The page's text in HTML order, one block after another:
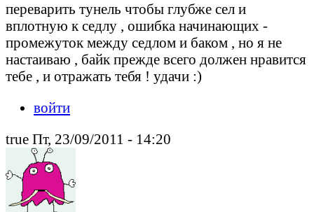
переварить тунель чтобы глубже сел и
вплотную к седлу , ошибка начинающих -
промежуток между седлом и баком , но я не
настаиваю , байк прежде всего должен нравится
тебе , и отражать тебя ! удачи :)
войти
true Пт, 23/09/2011 - 14:20